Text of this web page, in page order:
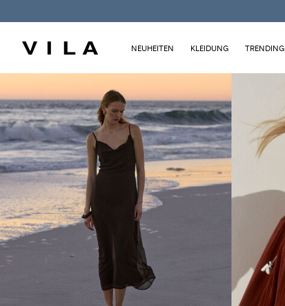
NEUHEITEN KLEIDUNG TRENDING